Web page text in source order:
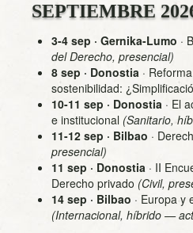
SEPTIEMBRE
3-4 sep · Gernika-Lumo ·
del Derecho, presencial)
8 sep · Donostia ·
sostenibilidad:
10-11 sep · Donostia · El
e institucional (Sanitario,
11-12 sep · Bilbao ·
presencial)
11 sep · Donostia · II
Derecho privado (Civil,
14 sep · Bilbao · Europa y
(Internacional, híbrido —